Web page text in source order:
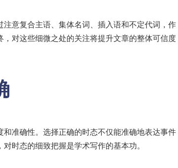
意复合主语、集体名词、插入语和不定代词，作
对这些细微之处的关注将提升文章的整体可信度
准确性。选择正确的时态不仅能准确地表达事件
时态的细致把握是学术写作的基本功。